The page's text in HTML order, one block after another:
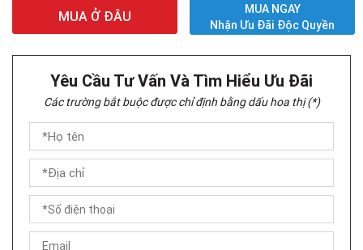
MUA Ở ĐÂU
MUA NGAY
Nhận Ưu Đãi Độc Quyền
Yêu Cầu Tư Vấn Và Tìm Hiểu Ưu Đãi
Các trường bắt buộc được chỉ định bằng dấu hoa thị (*)